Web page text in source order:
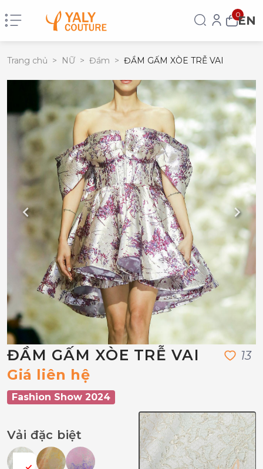
0EN
Trang chủ > NỮ > Đầm > ĐẦM GẤM XÒE TRỄ VAI
ĐẦM GẤM XÒE TRỄ VAI 13
Giá liên hệ
Fashion Show 2024
Vải đặc biệt